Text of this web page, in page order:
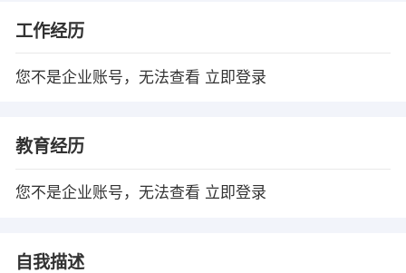
工作经历
您不是企业账号，无法查看 立即登录
教育经历
您不是企业账号，无法查看 立即登录
自我描述